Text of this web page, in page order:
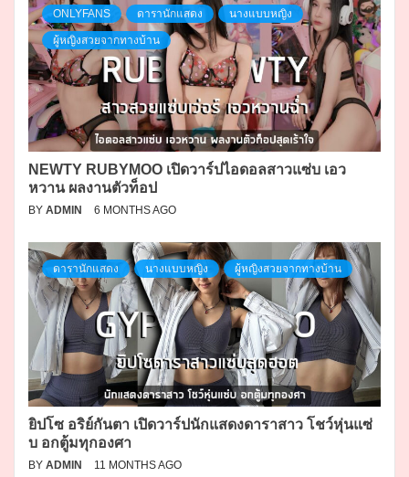
ONLYFANS ดารานักแสดง นางแบบหญิง
ผู้หญิงสวยจากทางบ้าน
NEWTY RUBYMOO เปิดวาร์ปไอดอลสาวแซ่บ เอว
หวาน ผลงานตัวท็อป
BY ADMIN 6 MONTHS AGO
ดารานักแสดง นางแบบหญิง ผู้หญิงสวยจากทางบ้าน
ยิปโซ อริย์กันตา เปิดวาร์ปนักแสดงดาราสาว โชว์หุ่นแซ่
บ อกตู้มทุกองศา
BY ADMIN 11 MONTHS AGO